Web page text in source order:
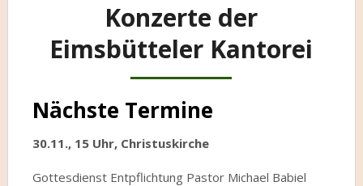
Konzerte der
Eimsbütteler Kantorei
Nächste Termine
30.11., 15 Uhr, Christuskirche
Gottesdienst Entpflichtung Pastor Michael Babiel